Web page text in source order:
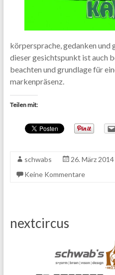
körpersprache, gedanken und
dieser gesichtspunkt ist auch
beachten und grundlage für
markenpräsenz.
Teilen mit:
schwabs 26. März 2014
Keine Kommentare
nextcircus